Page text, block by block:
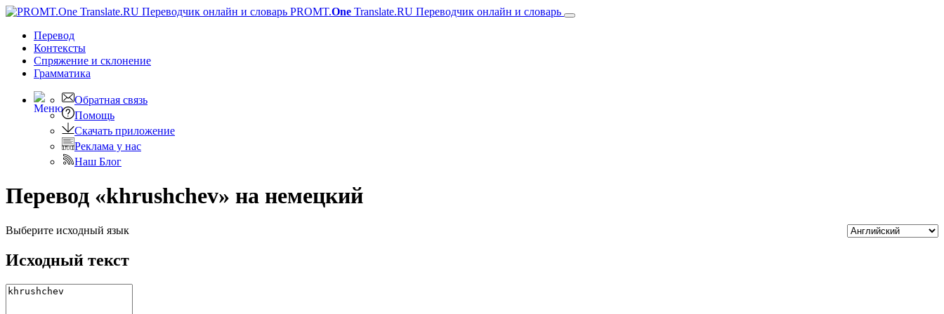
PROMT.One Translate.RU Переводчик онлайн и словарь
Перевод
Контексты
Спряжение и склонение
Грамматика
Обратная связь
Помощь
Скачать приложение
Реклама у нас
Наш Блог
Перевод «khrushchev» на немецкий
Выберите исходный язык
Исходный текст